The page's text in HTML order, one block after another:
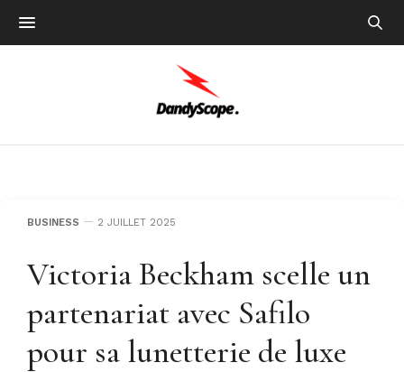
BUSINESS 2 JUILLET 2025
Victoria Beckham scelle un
partenariat avec Safilo
pour sa lunetterie de luxe